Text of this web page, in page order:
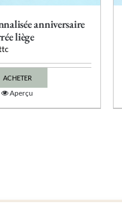
anniversaire
liège
ACHETER
Ce
produit
a
Aperçu